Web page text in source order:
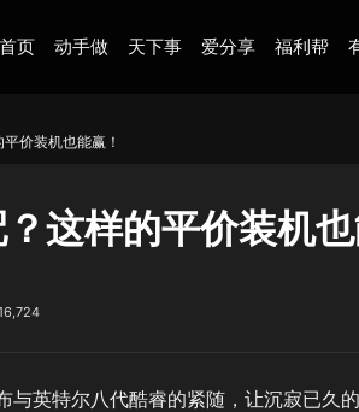
首页 动手做 天下事 爱分享 福利帮
价装机也能赢！
这样的平价装机也
与英特尔八代酷睿的紧随，让沉寂已久的